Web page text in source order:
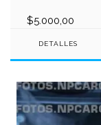
$5.000,00
DETALLES